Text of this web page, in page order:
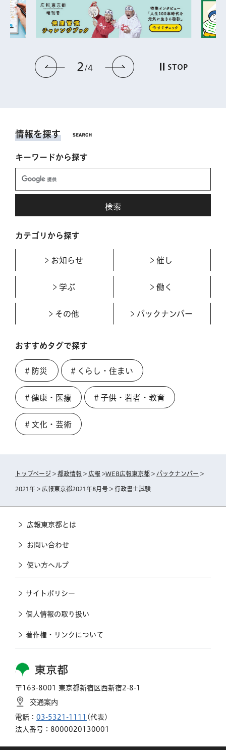
前のスライドを表示
2 4 次のスライドを表
STOP
情報を探す
キーワードから探す
カテゴリから探す
お知らせ 催し
学ぶ 働く
その他 バックナンバー
おすすめタグで探す
＃防災 ＃くらし・住まい
＃健康・医療 ＃子供・若者・教育
＃文化・芸術
トップページ > 都政情報 > 広報 >WEB広報東京都 > バックナンバー >
2021年 > 広報東京都2021年8月号 > 行政書士試験
東京都
〒163-8001 東京都新宿区西新宿2-8-1
交通案内
電話： 03-5321-1111 (代表)
法人番号：8000020130001
広報東京都とは
お問い合わせ
使い方ヘルプ
サイトポリシー
個人情報の取り扱い
著作権・リンクについて